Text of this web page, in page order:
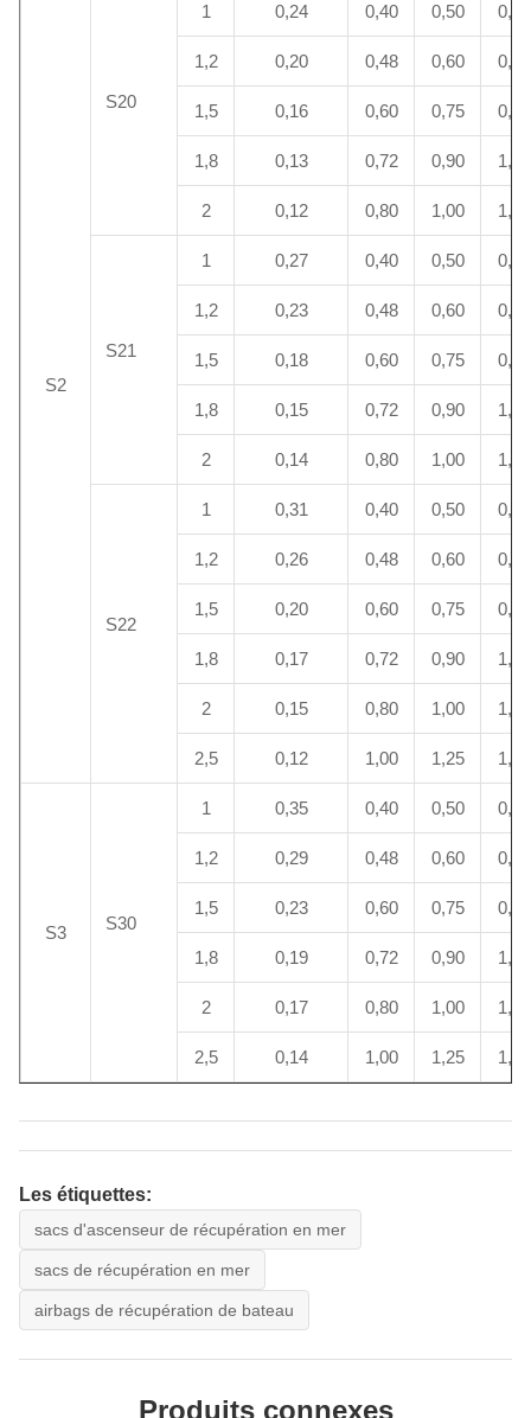
S2
S20
1 0,24 0,40 0,50 0,60
1,2 0,20 0,48 0,60 0,72
1,5 0,16 0,60 0,75 0,90
1,8 0,13 0,72 0,90 1,08
2 0,12 0,80 1,00 1,20
S21
1 0,27 0,40 0,50 0,60
1,2 0,23 0,48 0,60 0,72
1,5 0,18 0,60 0,75 0,90
1,8 0,15 0,72 0,90 1,08
2 0,14 0,80 1,00 1,20
S22
1 0,31 0,40 0,50 0,60
1,2 0,26 0,48 0,60 0,72
1,5 0,20 0,60 0,75 0,90
1,8 0,17 0,72 0,90 1,08
2 0,15 0,80 1,00 1,20
2,5 0,12 1,00 1,25 1,50
S3 S30
1 0,35 0,40 0,50 0,60
1,2 0,29 0,48 0,60 0,72
1,5 0,23 0,60 0,75 0,90
1,8 0,19 0,72 0,90 1,08
2 0,17 0,80 1,00 1,20
2,5 0,14 1,00 1,25 1,50
Les étiquettes:
sacs d'ascenseur de récupération en mer
sacs de récupération en mer
airbags de récupération de bateau
Produits connexes